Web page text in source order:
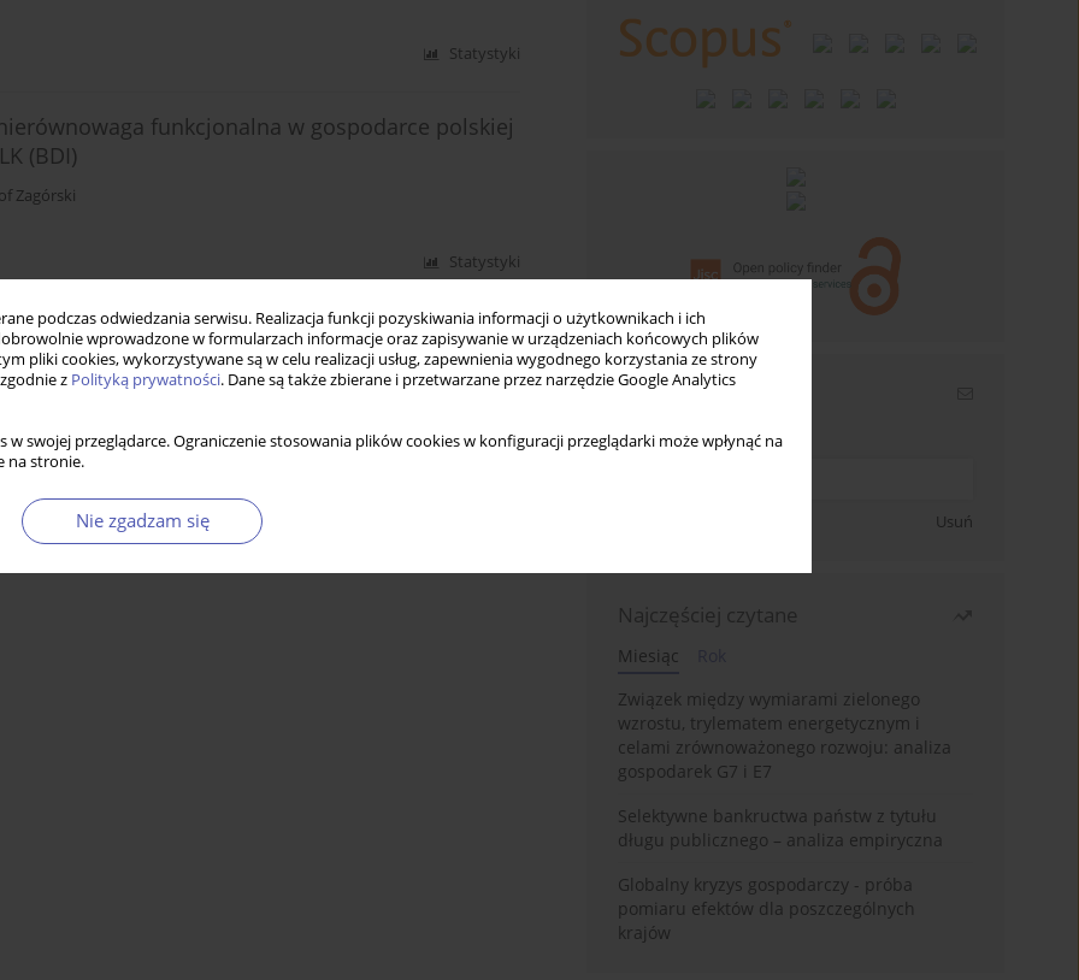
podczas odwiedzania serwisu. Realizacja funkcji pozyskiwania informacji o użytkownikach i ich
wprowadzone w formularzach informacje oraz zapisywanie w urządzeniach końcowych plików
pliki cookies, wykorzystywane są w celu realizacji usług, zapewnienia wygodnego korzystania ze strony
z Polityką prywatności. Dane są także zbierane i przetwarzane przez narzędzie Google Analytics
w swojej przeglądarce. Ograniczenie stosowania plików cookies w konfiguracji przeglądarki może wpłynąć na
na stronie.
Nie zgadzam się
Statystyki
funkcjonalna w gospodarce polskiej
(BDI)
Zagórski
Statystyki
ekonomicznego - zastosowania syntetycznego
Newsletter
Wpisz swój adres email
Usuń
Najczęściej czytane
Miesiąc
Związek między wymiarami zielonego
wzrostu, trylematem energetycznym i
celami zrównoważonego rozwoju: analiza
gospodarek G7 i E7
Selektywne bankructwa państw z tytułu
długu publicznego – analiza empiryczna
Globalny kryzys gospodarczy - próba
pomiaru efektów dla poszczególnych
krajów